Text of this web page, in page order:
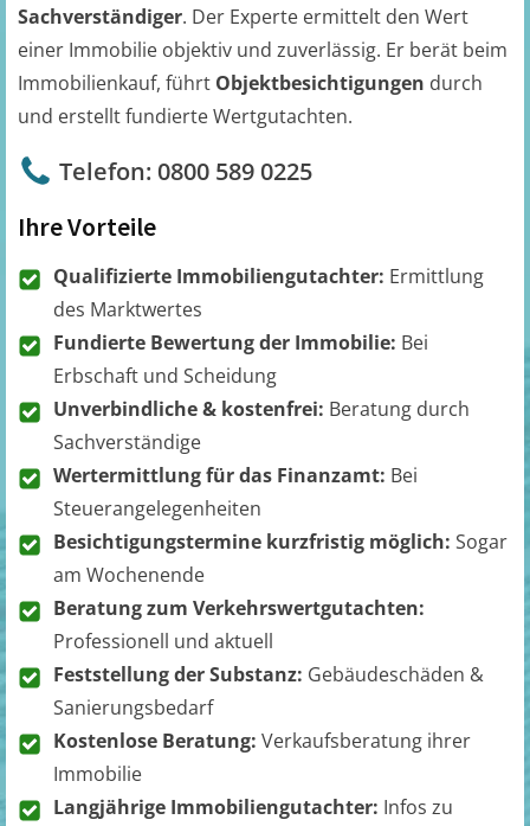
Sachverständiger. Der Experte ermittelt den Wert
einer Immobilie objektiv und zuverlässig. Er berät beim
Immobilienkauf, führt Objektbesichtigungen durch
und erstellt fundierte Wertgutachten.
Telefon: 0800 589 0225
Ihre Vorteile
Qualifizierte Immobiliengutachter: Ermittlung
des Marktwertes
Fundierte Bewertung der Immobilie: Bei
Erbschaft und Scheidung
Unverbindliche & kostenfrei: Beratung durch
Sachverständige
Wertermittlung für das Finanzamt: Bei
Steuerangelegenheiten
Besichtigungstermine kurzfristig möglich: Sogar
am Wochenende
Beratung zum Verkehrswertgutachten:
Professionell und aktuell
Feststellung der Substanz: Gebäudeschäden &
Sanierungsbedarf
Kostenlose Beratung: Verkaufsberatung ihrer
Immobilie
Langjährige Immobiliengutachter: Infos zu